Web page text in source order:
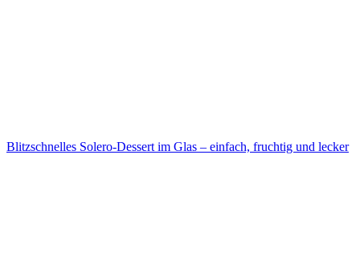
Blitzschnelles Solero-Dessert im Glas – einfach, fruchtig und lecker